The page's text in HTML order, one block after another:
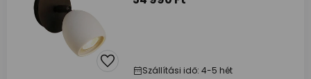
Szállítási idő: 4-5 hét